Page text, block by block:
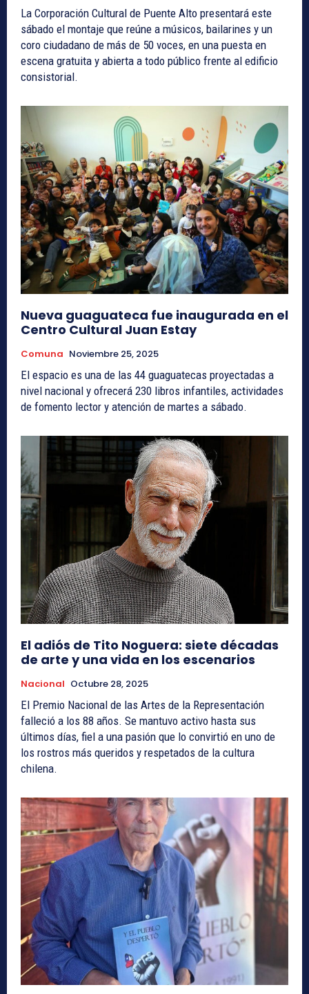
La Corporación Cultural de Puente Alto presentará este
sábado el montaje que reúne a músicos, bailarines y un
coro ciudadano de más de 50 voces, en una puesta en
escena gratuita y abierta a todo público frente al edificio
consistorial.
Nueva guaguateca fue inaugurada en el
Centro Cultural Juan Estay
Comuna Noviembre 25, 2025
El espacio es una de las 44 guaguatecas proyectadas a
nivel nacional y ofrecerá 230 libros infantiles, actividades
de fomento lector y atención de martes a sábado.
El adiós de Tito Noguera: siete décadas
de arte y una vida en los escenarios
Nacional Octubre 28, 2025
El Premio Nacional de las Artes de la Representación
falleció a los 88 años. Se mantuvo activo hasta sus
últimos días, fiel a una pasión que lo convirtió en uno de
los rostros más queridos y respetados de la cultura
chilena.